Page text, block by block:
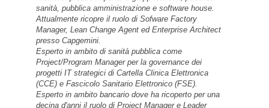
(CCE) e Fascicolo Sanitario Elettronico (FSE).
Esperto in ambito bancario dove ha ricoperto per una
decina d'anni il ruolo di Project Manager e Leader
Software Architect (BPM, IWBank e BPS)
occupandosi della pianificazione e gestione del
progetto, del coordinamento del gruppo di sviluppo
software sia InHouse che Nearshore/Offshore.
Esperto nella conduzione di progetti secondo
metodologia di Project Management PMBok e
metodologia agile Scrum.